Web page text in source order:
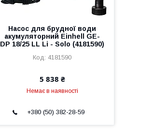
Насос для брудної води
акумуляторний Einhell GE-
DP 18/25 LL Li - Solo (4181590)
4181590
5 838 ₴
Немає в наявності
+380 (50) 382-28-59